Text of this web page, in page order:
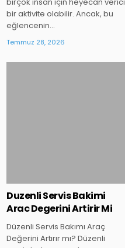
bir aktivite olabilir. Ancak, bu
eğlencenin…
Temmuz 28, 2026
Duzenli Servis Bakimi
Arac Degerini Artirir Mi
Düzenli Servis Bakımı Araç
Değerini Artırır mı? Düzenli